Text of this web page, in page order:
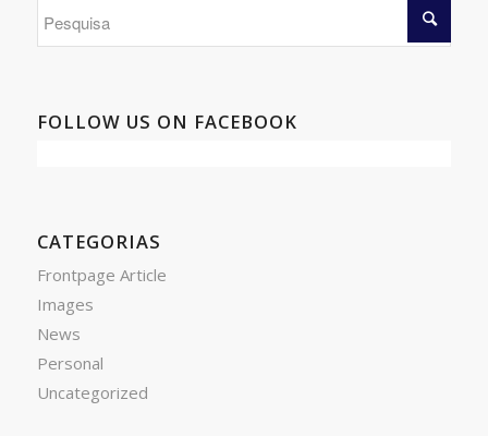
FOLLOW US ON FACEBOOK
CATEGORIAS
Frontpage Article
Images
News
Personal
Uncategorized